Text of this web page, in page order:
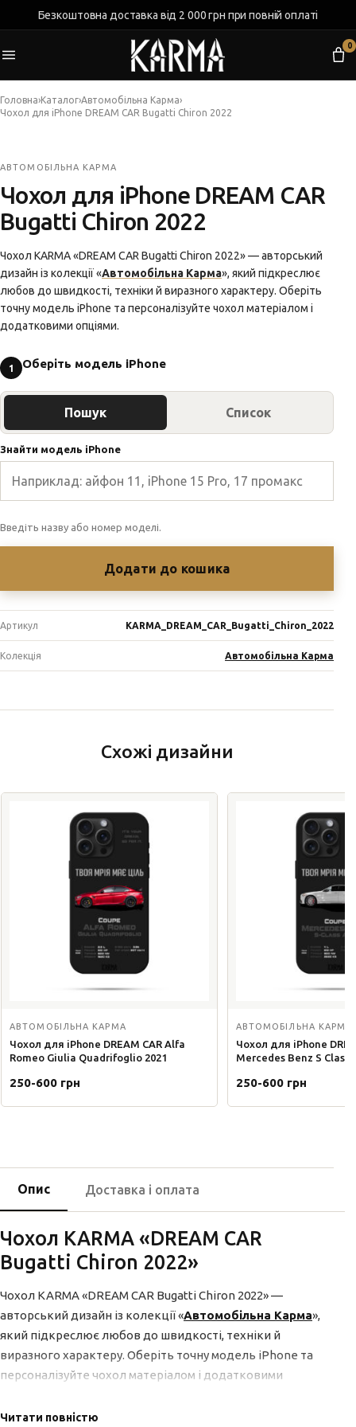
Безкоштовна доставка від 2 000 грн при повній оплаті
0
Головна›Каталог›Автомобільна Карма›
Чохол для iPhone DREAM CAR Bugatti Chiron 2022
АВТОМОБІЛЬНА КАРМА
Чохол для iPhone DREAM CAR
Bugatti Chiron 2022
Чохол KARMA «DREAM CAR Bugatti Chiron 2022» — авторський
дизайн із колекції «Автомобільна Карма», який підкреслює
любов до швидкості, техніки й виразного характеру. Оберіть
точну модель iPhone та персоналізуйте чохол матеріалом і
додатковими опціями.
1 Оберіть модель iPhone
Пошук Список
Знайти модель iPhone
Введіть назву або номер моделі.
Додати до кошика
Артикул KARMA_DREAM_CAR_Bugatti_Chiron_2022
Колекція Автомобільна Карма
Схожі дизайни
АВТОМОБІЛЬНА КАРМА
Чохол для iPhone DREAM CAR Alfa
Romeo Giulia Quadrifoglio 2021
250-600 грн
АВТОМОБІЛЬНА КАРМА
Чохол для iPhone
Мercedes Benz S Class
250-600 грн
Опис Доставка і оплата
Чохол KARMA «DREAM CAR
Bugatti Chiron 2022»
Чохол KARMA «DREAM CAR Bugatti Chiron 2022» —
авторський дизайн із колекції «Автомобільна Карма»,
який підкреслює любов до швидкості, техніки й
виразного характеру. Оберіть точну модель iPhone та
персоналізуйте чохол матеріалом і додатковими
Читати повністю